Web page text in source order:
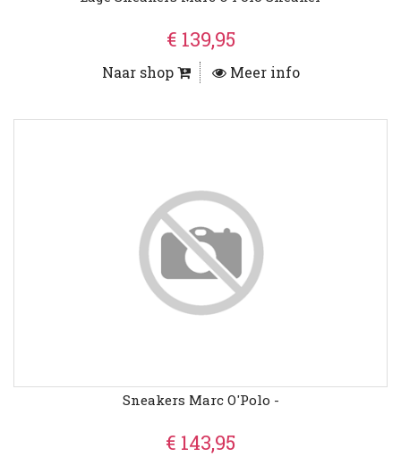
€ 139,95
Naar shop Meer info
Sneakers Marc O'Polo -
€ 143,95